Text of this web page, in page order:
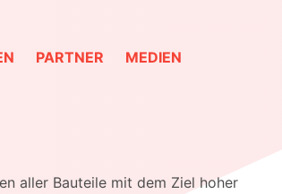
PARTNER MEDIEN
aller Bauteile mit dem Ziel hoher